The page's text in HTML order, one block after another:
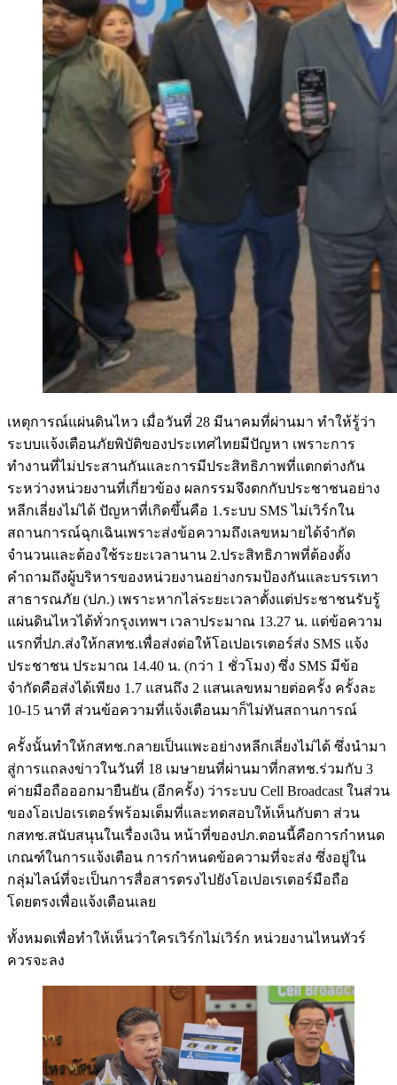
เหตุการณ์แผ่นดินไหว เมื่อวันที่ 28 มีนาคมที่ผ่านมา ทำให้รู้ว่า
ระบบแจ้งเตือนภัยพิบัติของประเทศไทยมีปัญหา เพราะการ
ทำงานที่ไม่ประสานกันและการมีประสิทธิภาพที่แตกต่างกัน
ระหว่างหน่วยงานที่เกี่ยวข้อง ผลกรรมจึงตกกับประชาชนอย่าง
หลีกเลี่ยงไม่ได้ ปัญหาที่เกิดขึ้นคือ 1.ระบบ SMS ไม่เวิร์กใน
สถานการณ์ฉุกเฉินเพราะส่งข้อความถึงเลขหมายได้จำกัด
จำนวนและต้องใช้ระยะเวลานาน 2.ประสิทธิภาพที่ต้องตั้ง
คำถามถึงผู้บริหารของหน่วยงานอย่างกรมป้องกันและบรรเทา
สาธารณภัย (ปภ.) เพราะหากไล่ระยะเวลาตั้งแต่ประชาชนรับรู้
แผ่นดินไหวได้ทั่วกรุงเทพฯ เวลาประมาณ 13.27 น. แต่ข้อความ
แรกที่ปภ.ส่งให้กสทช.เพื่อส่งต่อให้โอเปอเรเตอร์ส่ง SMS แจ้ง
ประชาชน ประมาณ 14.40 น. (กว่า 1 ชั่วโมง) ซึ่ง SMS มีข้อ
จำกัดคือส่งได้เพียง 1.7 แสนถึง 2 แสนเลขหมายต่อครั้ง ครั้งละ
10-15 นาที ส่วนข้อความที่แจ้งเตือนมาก็ไม่ทันสถานการณ์
ครั้งนั้นทำให้กสทช.กลายเป็นแพะอย่างหลีกเลี่ยงไม่ได้ ซึ่งนำมา
สู่การแถลงข่าวในวันที่ 18 เมษายนที่ผ่านมาที่กสทช.ร่วมกับ 3
ค่ายมือถือออกมายืนยัน (อีกครั้ง) ว่าระบบ Cell Broadcast ในส่วน
ของโอเปอเรเตอร์พร้อมเต็มที่และทดสอบให้เห็นกับตา ส่วน
กสทช.สนับสนุนในเรื่องเงิน หน้าที่ของปภ.ตอนนี้คือการกำหนด
เกณฑ์ในการแจ้งเตือน การกำหนดข้อความที่จะส่ง ซึ่งอยู่ใน
กลุ่มไลน์ที่จะเป็นการสื่อสารตรงไปยังโอเปอเรเตอร์มือถือ
โดยตรงเพื่อแจ้งเตือนเลย
ทั้งหมดเพื่อทำให้เห็นว่าใครเวิร์กไม่เวิร์ก หน่วยงานไหนทัวร์
ควรจะลง